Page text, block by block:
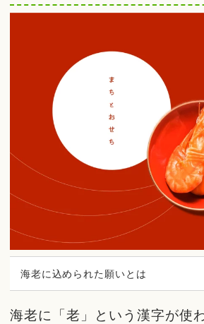
海老に込められた願いとは
海老に「老」という漢字が使